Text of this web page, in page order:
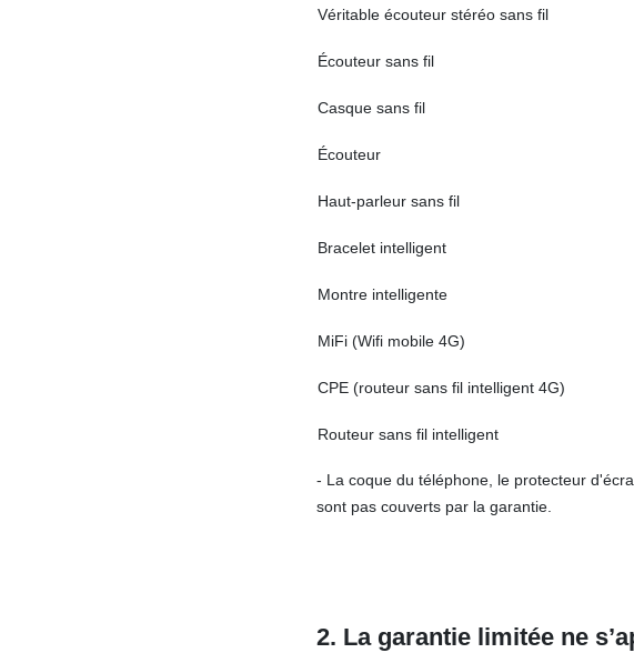
Véritable écouteur stéréo sans fil
Écouteur sans fil
Casque sans fil
Écouteur
Haut-parleur sans fil
Bracelet intelligent
Montre intelligente
MiFi (Wifi mobile 4G)
CPE (routeur sans fil intelligent 4G)
Routeur sans fil intelligent
- La coque du téléphone, le protecteur
sont pas couverts par la garantie.
2. La garantie limitée ne